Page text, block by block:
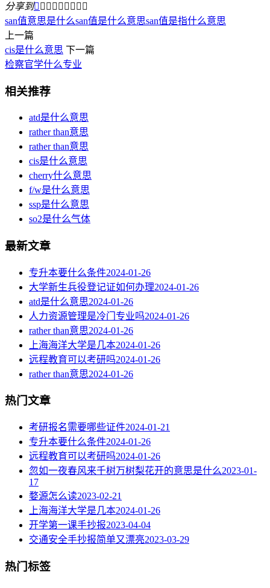
分享到        
san值意思是什么san值是什么意思san值是指什么意思
上一篇
cis是什么意思 下一篇
检察官学什么专业
相关推荐
atd是什么意思
rather than意思
rather than意思
cis是什么意思
cherry什么意思
f/w是什么意思
ssp是什么意思
so2是什么气体
最新文章
专升本要什么条件2024-01-26
大学新生兵役登记证如何办理2024-01-26
atd是什么意思2024-01-26
人力资源管理是冷门专业吗2024-01-26
rather than意思2024-01-26
上海海洋大学是几本2024-01-26
远程教育可以考研吗2024-01-26
rather than意思2024-01-26
热门文章
考研报名需要哪些证件2024-01-21
专升本要什么条件2024-01-26
远程教育可以考研吗2024-01-26
忽如一夜春风来千树万树梨花开的意思是什么2023-01-
17
婺源怎么读2023-02-21
上海海洋大学是几本2024-01-26
开学第一课手抄报2023-04-04
交通安全手抄报简单又漂亮2023-03-29
热门标签